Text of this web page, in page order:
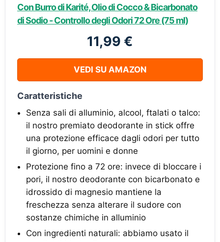
Con Burro di Karité, Olio di Cocco & Bicarbonato
di Sodio - Controllo degli Odori 72 Ore (75 ml)
11,99 €
VEDI SU AMAZON
Caratteristiche
Senza sali di alluminio, alcool, ftalati o talco:
il nostro premiato deodorante in stick offre
una protezione efficace dagli odori per tutto
il giorno, per uomini e donne
Protezione fino a 72 ore: invece di bloccare i
pori, il nostro deodorante con bicarbonato e
idrossido di magnesio mantiene la
freschezza senza alterare il sudore con
sostanze chimiche in alluminio
Con ingredienti naturali: abbiamo usato il